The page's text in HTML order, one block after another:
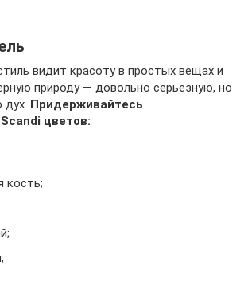
видит красоту в простых вещах и
природу — довольно серьезную, но
Придерживайтесь
цветов:
кость;